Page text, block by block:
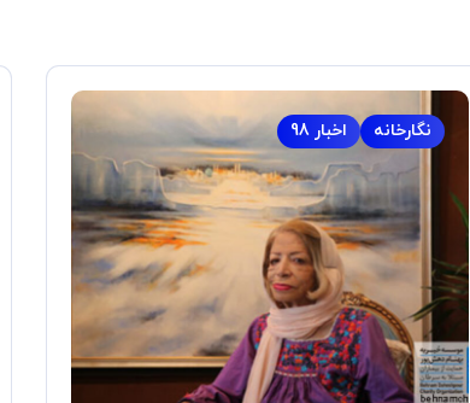
اخبار 98 نگارخانه